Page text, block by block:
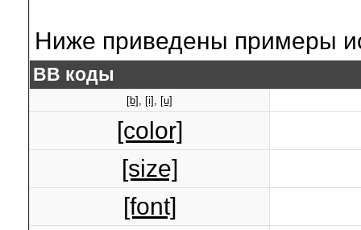
Ниже приведены примеры
BB коды
[b] , [i] , [u]
[color]
[size]
[font]